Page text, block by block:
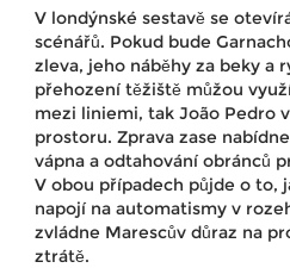
V londýnské sestavě se
scénářů. Pokud bude
zleva, jeho náběhy za beky a
přehození těžiště můžou
mezi liniemi, tak João Pedro
prostoru. Zprava zase
vápna a odtahování obránců
V obou případech půjde o to,
napojí na automatismy v
zvládne Marescův důraz na
ztrátě.